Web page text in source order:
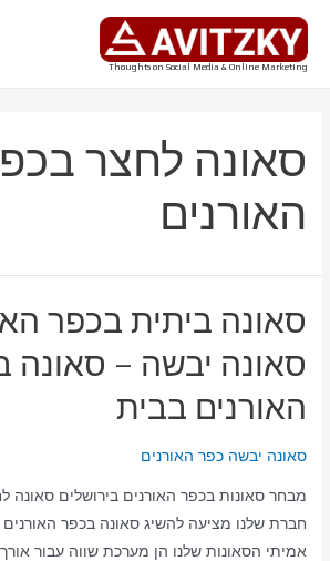
דילוג
לתוכן
Thoughts on Social Media & Online Marketing
סאונה לחצר
האורנים
סאונה ביתית בכפר
סאונה יבשה – סאונה
האורנים בבית
סאונה יבשה כפר האורנים
מבחר סאונות בכפר האורנים בירושלים סאונה
חברת שלנו מציעה להשיג סאונה בכפר
אמיתי הסאונות שלנו הן מערכת שווה עבור אורך